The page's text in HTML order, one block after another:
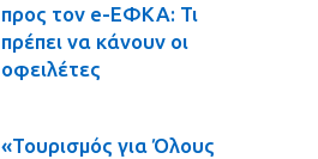
προς τον e-ΕΦΚΑ: Τι
πρέπει να κάνουν οι
οφειλέτες
«Τουρισμός για Όλους